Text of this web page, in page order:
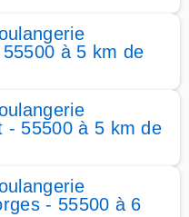
à 5 km de
- 55500 à 5 km de
- 55500 à 6